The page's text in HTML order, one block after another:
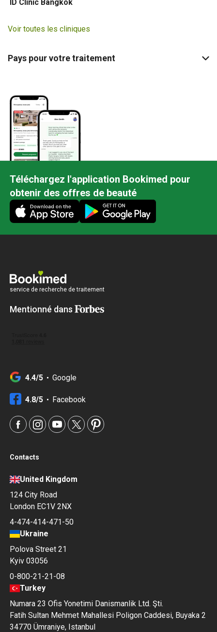
ID Clinic Bangkok
Voir toutes les cliniques
Pays pour votre traitement
Téléchargez l'application Bookimed pour
obtenir des offres de beauté
service de recherche de traitement
Mentionné dans
4.4/5 Google
4.8/5 Facebook
Contacts
United Kingdom
124 City Road
London EC1V 2NX
4-474-414-471-50
Ukraine
Polova Street 21
Kyiv 03056
0-800-21-21-08
Turkey
Numara 23 Ofis Yonetimi Danismanlik Ltd. Şti.
Fatih Sultan Mehmet Mahallesi Poligon Caddesi, Buyaka 2
34770 Ümraniye, Istanbul